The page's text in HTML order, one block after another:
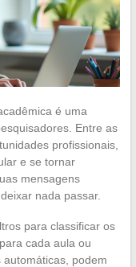
é uma
Entre as
profissionais,
e se tornar
mensagens
nada passar.
para classificar os
cada aula ou
podem